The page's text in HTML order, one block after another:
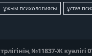
ұжым психологиясы ұстаз
№11837-Ж куәлігі